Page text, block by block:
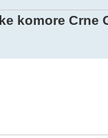
komore Crne